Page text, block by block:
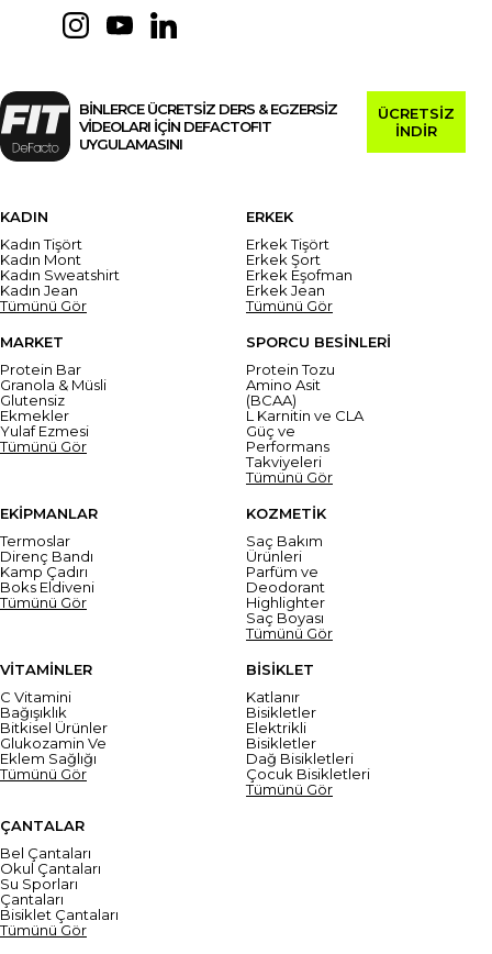
BİNLERCE ÜCRETSİZ DERS & EGZERSİZ
VİDEOLARI İÇİN DEFACTOFIT
UYGULAMASINI
ÜCRETSİZ
İNDİR
KADIN
Kadın Tişört
Kadın Mont
Kadın Sweatshirt
Kadın Jean
Tümünü Gör
ERKEK
Erkek Tişört
Erkek Şort
Erkek Eşofman
Erkek Jean
Tümünü Gör
MARKET
Protein Bar
Granola & Müsli
Glutensiz
Ekmekler
Yulaf Ezmesi
Tümünü Gör
SPORCU BESİNLERİ
Protein Tozu
Amino Asit
(BCAA)
L Karnitin ve CLA
Güç ve
Performans
Takviyeleri
Tümünü Gör
EKİPMANLAR
Termoslar
Direnç Bandı
Kamp Çadırı
Boks Eldiveni
Tümünü Gör
KOZMETİK
Saç Bakım
Ürünleri
Parfüm ve
Deodorant
Highlighter
Saç Boyası
Tümünü Gör
VİTAMİNLER
C Vitamini
Bağışıklık
Bitkisel Ürünler
Glukozamin Ve
Eklem Sağlığı
Tümünü Gör
BİSİKLET
Katlanır
Bisikletler
Elektrikli
Bisikletler
Dağ Bisikletleri
Çocuk Bisikletleri
Tümünü Gör
ÇANTALAR
Bel Çantaları
Okul Çantaları
Su Sporları
Çantaları
Bisiklet Çantaları
Tümünü Gör